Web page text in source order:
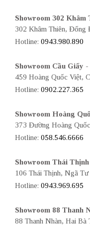
Showroom 302
302 Khâm Thiên, Đống
Hotline: 0943.980.890
Showroom Cầu Giấy
459 Hoàng Quốc Việt,
Hotline: 0902.227.365
Showroom Hoàng
373 Đường Hoàng
Hotline: 058.546.6666
Showroom Thái
106 Thái Thịnh, Ngã
Hotline: 0943.969.695
Showroom 88 Thanh
88 Thanh Nhàn, Hai Bà